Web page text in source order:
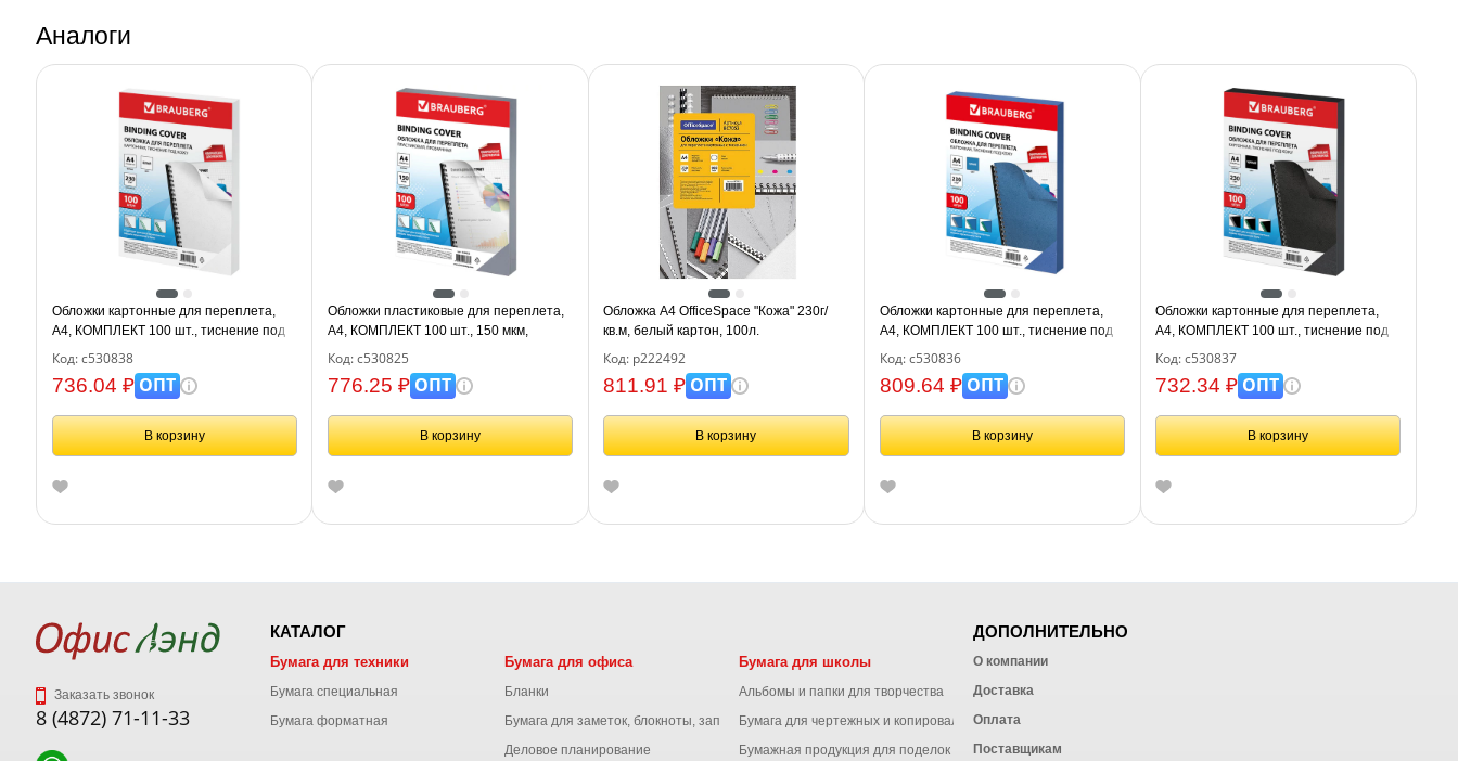
Аналоги
Обложки картонные для переплета,
А4, КОМПЛЕКТ 100 шт., тиснение под
кожу, 230 г/м2, белые, BRAUBERG,
530838
Код: с530838
736.04 ₽ОПТ
В корзину
Обложки пластиковые для переплета,
А4, КОМПЛЕКТ 100 шт., 150 мкм,
прозрачные, BRAUBERG, 530825
Код: с530825
776.25 ₽ОПТ
В корзину
Обложка А4 OfficeSpace "Кожа" 230г/
кв.м, белый картон, 100л.
Код: р222492
811.91 ₽ОПТ
В корзину
Обложки картонные для переплета,
А4, КОМПЛЕКТ 100 шт., тиснение под
кожу, 230 г/м2, синие, BRAUBERG,
530836
Код: с530836
809.64 ₽ОПТ
В корзину
Обложки картонные для переплета,
А4, КОМПЛЕКТ 100 шт., тиснение под
кожу, 230 г/м2, черные, BRAUBERG,
530837
Код: с530837
732.34 ₽ОПТ
В корзину
Заказать звонок
8 (4872) 71-11-33
КАТАЛОГ
Бумага для техники
Бумага специальная
Бумага форматная
Бумага для офиса
Бланки
Бумага для заметок, блокноты, записные книжки
Деловое планирование
Бумага для школы
Альбомы и папки для творчества
Бумага для чертежных и копировальных работ
Бумажная продукция для поделок
ДОПОЛНИТЕЛЬНО
О компании
Доставка
Оплата
Поставщикам